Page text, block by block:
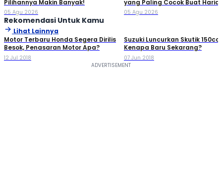
Pilihannya Makin Banyak!
05 Agu 2026
yang Paling Cocok Buat
05 Agu 2026
Rekomendasi Untuk Kamu
Lihat Lainnya
Motor Terbaru Honda Segera Dirilis
Besok, Penasaran Motor Apa?
12 Jul 2018
Suzuki Luncurkan Skutik 150cc,
Kenapa Baru Sekarang?
07 Jun 2018